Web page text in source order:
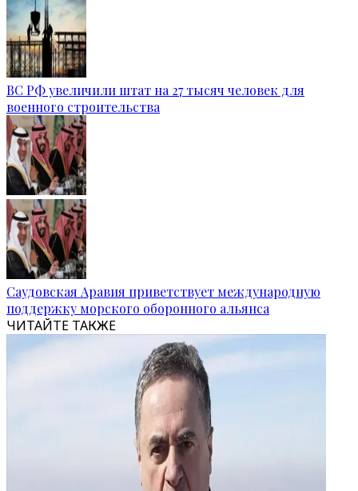
ВС РФ увеличили штат на 27 тысяч человек для
военного строительства
Саудовская Аравия приветствует международную
поддержку морского оборонного альянса
ЧИТАЙТЕ ТАКЖЕ